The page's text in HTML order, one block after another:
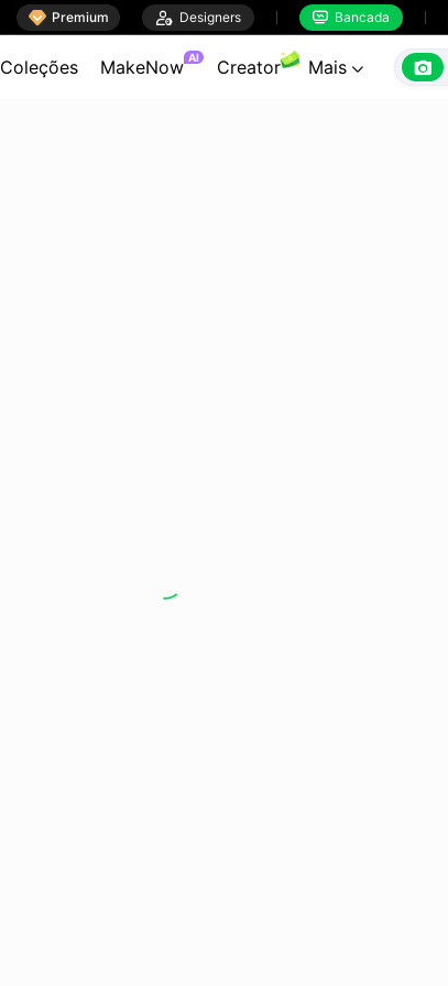
 Premium  Designers  Bancada
Coleções MakeNow AI Creator Mais  